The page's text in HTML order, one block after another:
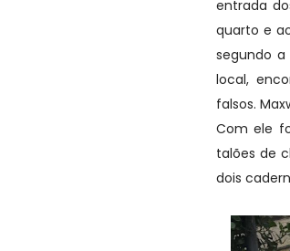
entrada
quarto e
segundo a
local,
falsos.
Com ele
talões de
dois